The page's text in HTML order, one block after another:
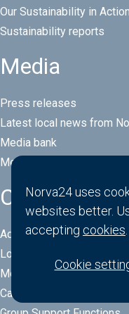
Our Sustainability in Action
Sustainability reports
Media
Press releases
Latest local news from
Media bank
Media contacts
Contact
Address Headquarter
Local offices
Media contacts
Career contacts
Norva24 uses
websites better.
accepting cookies
Cookie